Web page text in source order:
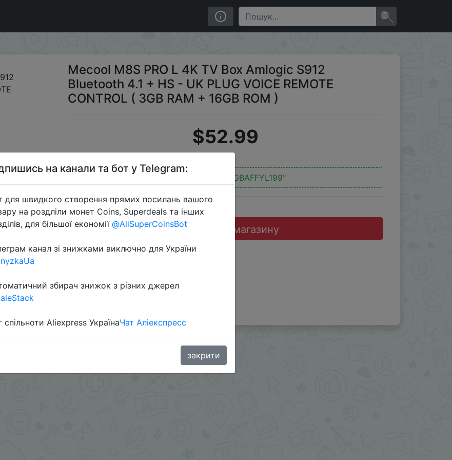
Amlogic S912 Bluetooth 4.1 + HS - UK PLUG VOICE REMOTE CONTROL ( 3GB RAM + 16GB ROM )
Mecool M8S PRO L 4K TV Box Amlogic S912
Bluetooth 4.1 + HS - UK PLUG VOICE REMOTE
CONTROL ( 3GB RAM + 16GB ROM )
$52.99
"GBAFFYL199"
Перейти до магазину
каналі:
на канали та бот у Telegram:
для швидкого створення прямих посилань вашого
на роздліли монет Coins, Superdeals та інших
для більшої економії @AliSuperCoinsBot
канал зі знижками виключно для України
збирач знижок з різних джерел
спільноти Aliexpress УкраїнаЧат Аліекспресс
закрити